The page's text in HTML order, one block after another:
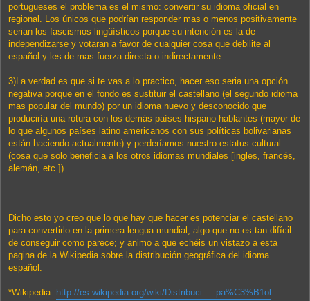
portugueses el problema es el mismo: convertir su idioma oficial en
regional. Los únicos que podrían responder mas o menos positivamente
serian los fascismos lingüísticos porque su intención es la de
independizarse y votaran a favor de cualquier cosa que debilite al
español y les de mas fuerza directa o indirectamente.
3)La verdad es que si te vas a lo practico, hacer eso seria una opción
negativa porque en el fondo es sustituir el castellano (el segundo idioma
mas popular del mundo) por un idioma nuevo y desconocido que
produciría una rotura con los demás países hispano hablantes (mayor de
lo que algunos países latino americanos con sus políticas bolivarianas
están haciendo actualmente) y perderíamos nuestro estatus cultural
(cosa que solo beneficia a los otros idiomas mundiales [ingles, francés,
alemán, etc.]).
Dicho esto yo creo que lo que hay que hacer es potenciar el castellano
para convertirlo en la primera lengua mundial, algo que no es tan difícil
de conseguir como parece; y animo a que echéis un vistazo a esta
pagina de la Wikipedia sobre la distribución geográfica del idioma
español.
*Wikipedia: http://es.wikipedia.org/wiki/Distribuci ... pa%C3%B1ol